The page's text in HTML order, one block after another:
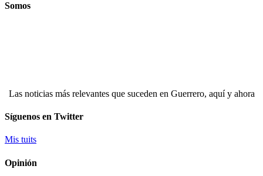
Somos
Las noticias más relevantes que suceden en Guerrero, aquí y ahora
Síguenos en Twitter
Mis tuits
Opinión